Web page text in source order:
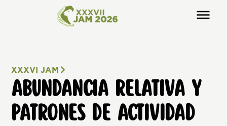
XXXVI JAM
ABUNDANCIA RELATIVA Y
PATRONES DE ACTIVIDAD